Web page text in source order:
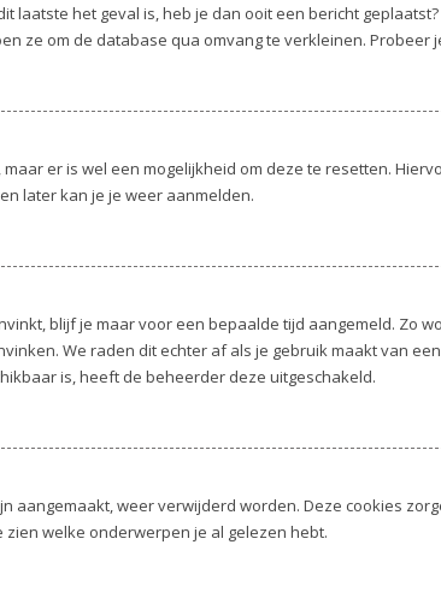
laatste het geval is, heb je dan ooit een bericht
ze om de database qua omvang te verkleinen. Probeer
er is wel een mogelijkheid om deze te resetten.
later kan je je weer aanmelden.
blijf je maar voor een bepaalde tijd aangemeld. Zo
We raden dit echter af als je gebruik maakt van
is, heeft de beheerder deze uitgeschakeld.
aangemaakt, weer verwijderd worden. Deze cookies
welke onderwerpen je al gelezen hebt.